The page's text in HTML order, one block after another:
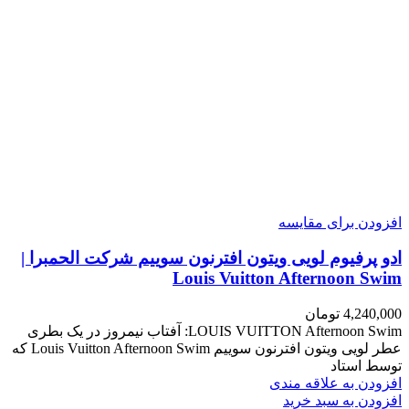
افزودن برای مقایسه
ادو پرفیوم لویی ویتون افترنون سوییم شرکت الحمبرا |
Louis Vuitton Afternoon Swim
4,240,000 تومان
LOUIS VUITTON Afternoon Swim: آفتاب نیمروز در یک بطری
عطر لویی ویتون افترنون سوییم Louis Vuitton Afternoon Swim که
توسط استاد
افزودن به علاقه مندی
افزودن به سبد خرید